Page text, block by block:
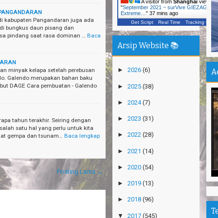
kabupaten Pangandaran juga ada
bungkus daun pisang dan
pindang saat rasa dominan …
Baca
minyak kelapa setelah perebusan
Galendo merupakan bahan baku
DAGE Cara pembuatan - Galendo
tahun terakhir. Seiring dengan
satu hal yang perlu untuk kita
gempa dan tsunam…
Baca lengkap
Posting Lama →
A visitor from Shanghai viewed
"September 2021 ~ surVive GIEZAG
Extreme… " 37 mins ago
Get Script Real Time Tracking ON
Arsip Website 📚
► 2026 (6)
► 2025 (38)
► 2024(7)
► 2023 (31)
► 2022 (28)
► 2021 (14)
► 2020 (54)
► 2019 (13)
► 2018 (96)
▼ 2017 (545)